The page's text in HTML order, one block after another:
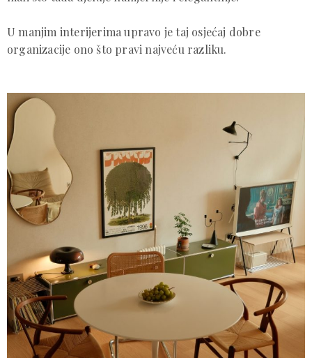
U manjim interijerima upravo je taj osjećaj dobre
organizacije ono što pravi najveću razliku.